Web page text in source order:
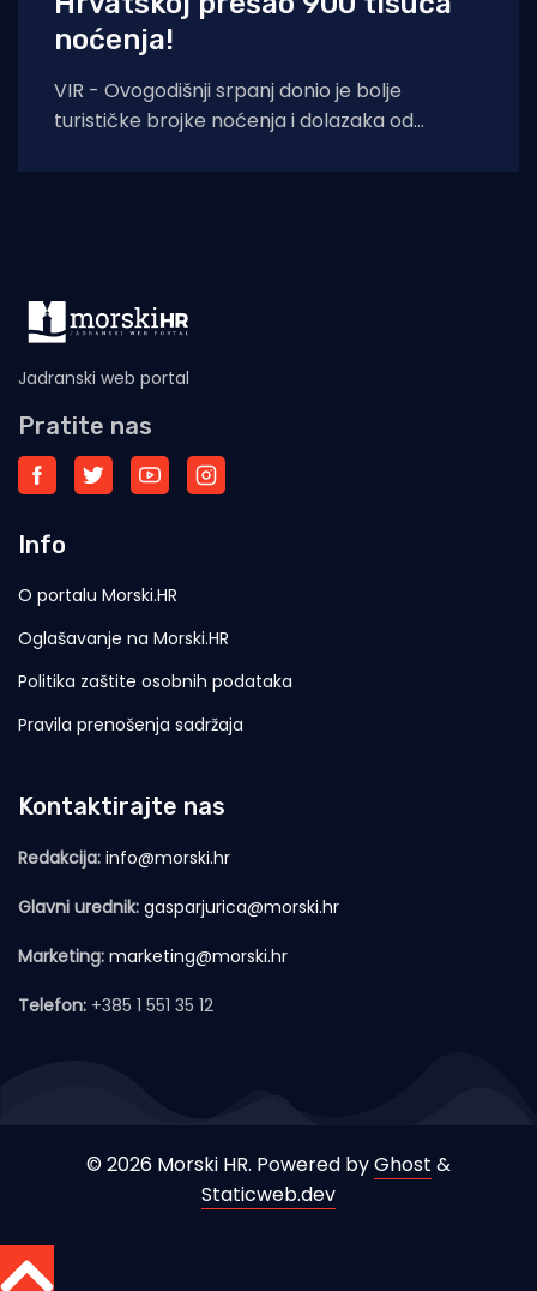
noćenja!
VIR - Ovogodišnji srpanj donio je bolje
turističke brojke noćenja i dolazaka od
Jadranski web portal
Pratite nas
Info
O portalu Morski.HR
Oglašavanje na Morski.HR
Politika zaštite osobnih podataka
Pravila prenošenja sadržaja
Kontaktirajte nas
Redakcija: info@morski.hr
Glavni urednik: gasparjurica@morski.hr
Marketing: marketing@morski.hr
Telefon: +385 1 551 35 12
© 2026 Morski HR. Powered byGhost &
Staticweb.dev